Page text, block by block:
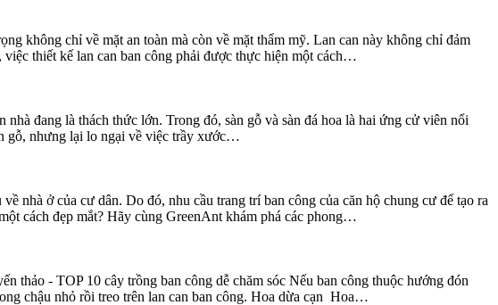
không chỉ về mặt an toàn mà còn về mặt thẩm mỹ. Lan can này không chỉ đảm
thiết kế lan can ban công phải được thực hiện một cách…
đang là thách thức lớn. Trong đó, sàn gỗ và sàn đá hoa là hai ứng cử viên nổi
gỗ, nhưng lại lo ngại về việc trầy xước…
nhà ở của cư dân. Do đó, nhu cầu trang trí ban công của căn hộ chung cư để tạo ra
cách đẹp mắt? Hãy cùng GreenAnt khám phá các phong…
thảo - TOP 10 cây trồng ban công dễ chăm sóc Nếu ban công thuộc hướng đón
chậu nhỏ rồi treo trên lan can ban công. Hoa dừa cạn Hoa…